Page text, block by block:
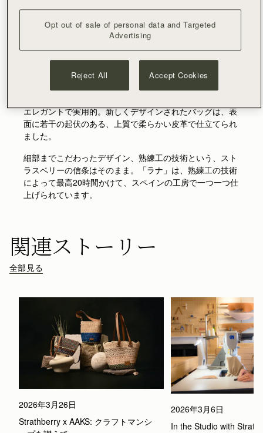
好き。そこにインスピレーションを得て生まれたのが「ラ
小さな子供たちのお母さんでもあるリーアンは、多目的で
容量がありながら、おしゃれにも妥協しなくてもいい、そ
んなバッグの必要性を感じていました。
エレガントで実用的。新しくデザインされたバッグは、表
面に若干の起伏のある、上質で柔らかい皮革で仕立てられ
ました。
細部までこだわったデザイン、熟練工の技術という、スト
ラスベリーの信条はそのまま。「ラナ」は、熟練工の技術
によって最高20時間かけて、スペインの工房で一つ一つ仕
上げられています。
関連ストーリー
全部見る
2026年3月26日
Strathberry x AAKS: クラフトマンシ
2026年3月6日
In the Studio with
Opt out of sale of personal data and Targeted
Advertising
Reject All Accept Cookies